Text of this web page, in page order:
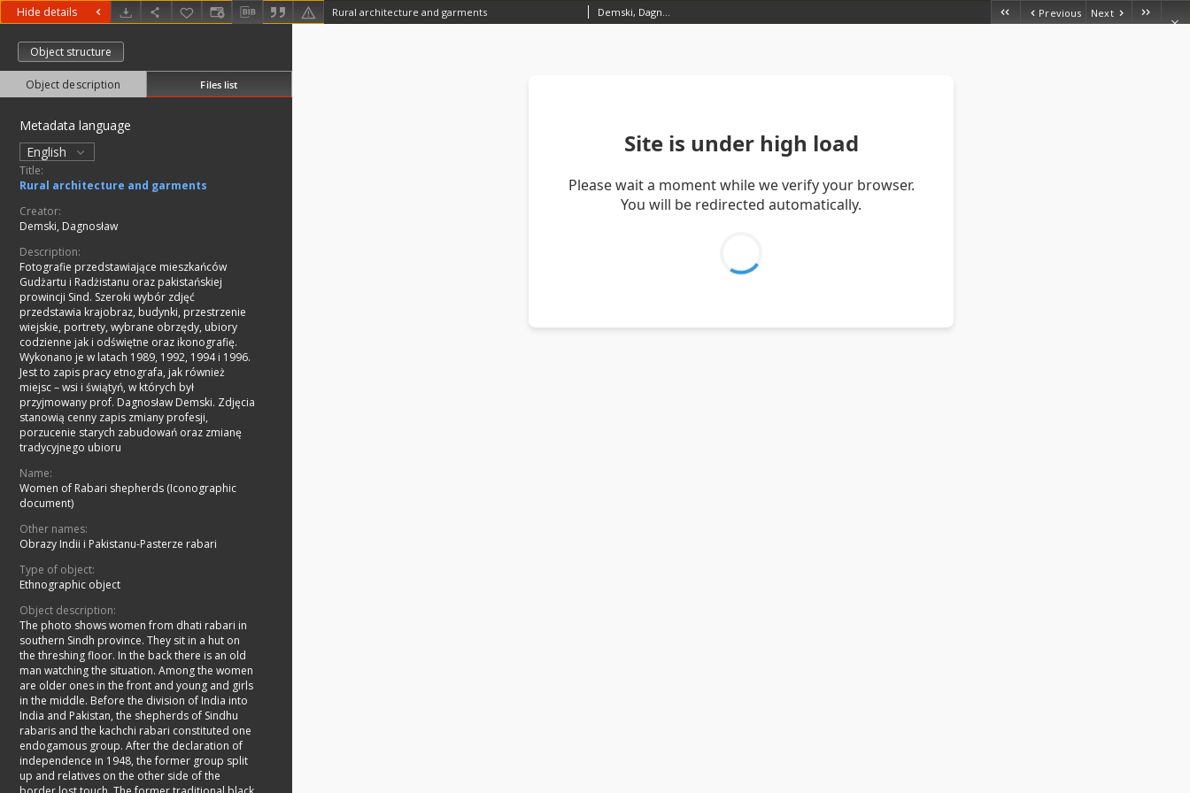
Hide details Rural architecture and garments Demski, Dagnosław Previous Next
Object structure
Object description Files list
Metadata language
English
Title:
Rural architecture and garments
Creator:
Demski, Dagnosław
Description:
Fotografie przedstawiające mieszkańców
Gudżartu i Radżistanu oraz pakistańskiej
prowincji Sind. Szeroki wybór zdjęć
przedstawia krajobraz, budynki, przestrzenie
wiejskie, portrety, wybrane obrzędy, ubiory
codzienne jak i odświętne oraz ikonografię.
Wykonano je w latach 1989, 1992, 1994 i 1996.
Jest to zapis pracy etnografa, jak również
miejsc – wsi i świątyń, w których był
przyjmowany prof. Dagnosław Demski. Zdjęcia
stanowią cenny zapis zmiany profesji,
porzucenie starych zabudowań oraz zmianę
tradycyjnego ubioru
Name:
Women of Rabari shepherds (Iconographic
document)
Other names:
Obrazy Indii i Pakistanu-Pasterze rabari
Type of object:
Ethnographic object
Object description:
The photo shows women from dhati rabari in
southern Sindh province. They sit in a hut on
the threshing floor. In the back there is an old
man watching the situation. Among the women
are older ones in the front and young and girls
in the middle. Before the division of India into
India and Pakistan, the shepherds of Sindhu
rabaris and the kachchi rabari constituted one
endogamous group. After the declaration of
independence in 1948, the former group split
up and relatives on the other side of the